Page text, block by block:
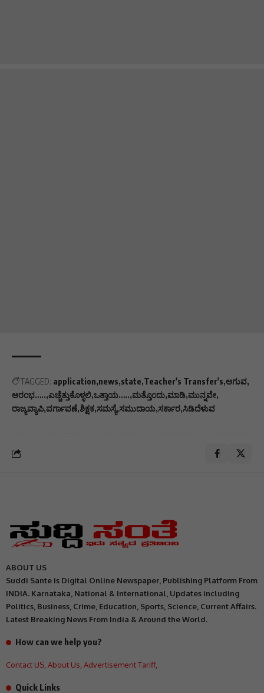
TAGGED: application news state Teacher's Transfer's ಆಗುವ
ಆರಂಭ….. ಎಚ್ಚೆತ್ತುಕೊಳ್ಳಲಿ ಒತ್ತಾಯ….. ಮತ್ತೊಂದು ಮಾಡಿ ಮುನ್ನವೇ
ರಾಜ್ಯವ್ಯಾಪಿ ವರ್ಗಾವಣೆ ಶಿಕ್ಷಕ ಸಮಸ್ಯೆ ಸಮುದಾಯ ಸರ್ಕಾರ ಸಿಡಿದೆಳುವ
ABOUT US
Suddi Sante is Digital Online Newspaper, Publishing Platform From
INDIA. Karnataka, National & International, Updates including
Politics, Business, Crime, Education, Sports, Science, Current Affairs.
Latest Breaking News From India & Around the World.
How can we help you?
Contact US About Us Advertisement Tariff,
Quick Links